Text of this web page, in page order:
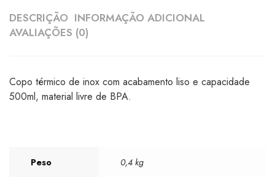
DESCRIÇÃO INFORMAÇÃO ADICIONAL
AVALIAÇÕES (0)
Copo térmico de inox com acabamento liso e capacidade
500ml, material livre de BPA.
Peso 0,4 kg